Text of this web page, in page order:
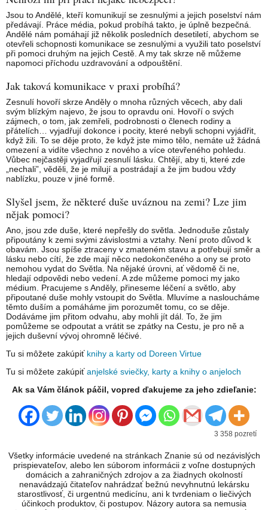
Jsou to Andělé, kteří komunikují se zesnulými a jejich poselství nám
předávají. Práce média, pokud probíhá takto, je úplně bezpečná.
Andělé nám pomáhají již několik posledních desetiletí, abychom se
otevřeli schopnosti komunikace se zesnulými a využili tato poselství
při pomoci druhým na jejich Cestě. A my tak skrze ně můžeme
napomoci příchodu uzdravování a odpouštění.
Jak taková komunikace v praxi probíhá?
Zesnulí hovoří skrze Anděly o mnoha různých věcech, aby dali
svým blízkým najevo, že jsou to opravdu oni. Hovoří o svých
zájmech, o tom, jak zemřeli, podrobnosti o členech rodiny a
přátelích… vyjadřují dokonce i pocity, které nebyli schopni vyjádřit,
když žili. To se děje proto, že když jste mimo tělo, nemáte už žádná
omezení a vidíte všechno z nového a více otevřeného pohledu.
Vůbec nejčastěji vyjadřují zesnulí lásku. Chtějí, aby ti, které zde
„nechali”, věděli, že je milují a postrádají a že jim budou vždy
nablízku, pouze v jiné formě.
Slyšel jsem, že některé duše uváznou na zemi? Lze jim
nějak pomoci?
Ano, jsou zde duše, které nepřešly do světla. Jednoduše zůstaly
připoutány k zemi svými závislostmi a vztahy. Není proto důvod k
obavám. Jsou spíše ztraceny v zmateném stavu a potřebují směr a
lásku nebo cítí, že zde mají něco nedokončeného a ony se proto
nemohou vydat do Světla. Na nějaké úrovni, ať vědomě či ne,
hledají odpovědi nebo vedení. A zde můžeme pomoci my jako
médium. Pracujeme s Anděly, přineseme léčení a světlo, aby
připoutané duše mohly vstoupit do Světla. Mluvíme a nasloucháme
těmto duším a pomáháme jim porozumět tomu, co se děje.
Dodáváme jim přitom odvahu, aby mohli jít dál. To, že jim
pomůžeme se odpoutat a vrátit se zpátky na Cestu, je pro ně a
jejich duševní vývoj ohromně léčivé.
Tu si môžete zakúpiť knihy a karty od Doreen Virtue
Tu si môžete zakúpiťanjelské sviečky, karty a knihy o anjeloch
Ak sa Vám článok páčil, vopred ďakujeme za jeho zdieľanie:
3 358 pozretí
Všetky informácie uvedené na stránkach Znanie sú od nezávislých
prispievateľov, alebo len súborom informácii z voľne dostupných
domácich a zahraničných zdrojov a za žiadnych okolností
nenavádzajú čitateľov nahrádzať bežnú nevyhnutnú lekársku
starostlivosť, či urgentnú medicínu, ani k tvrdeniam o liečivých
účinkoch produktov, či postupov. Názory autora sa nemusia